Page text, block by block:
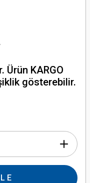
Ürün KARGO
gösterebilir.